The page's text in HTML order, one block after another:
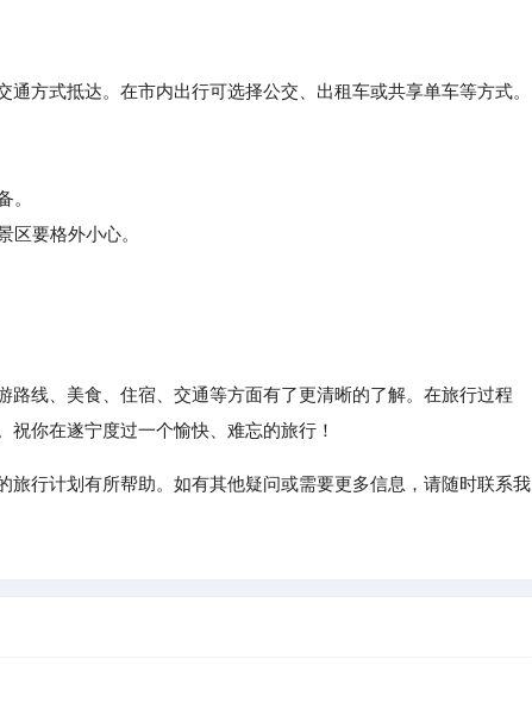
方式抵达。在市内出行可选择公交、出租车或共享单车等方式。
。
要格外小心。
线、美食、住宿、交通等方面有了更清晰的了解。在旅行过程
你在遂宁度过一个愉快、难忘的旅行！
旅行计划有所帮助。如有其他疑问或需要更多信息，请随时联系我